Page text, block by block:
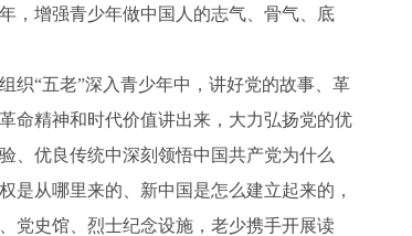
，增强青少年做中国人的志气、骨气、底
“五老”深入青少年中，讲好党的故事、革
命精神和时代价值讲出来，大力弘扬党的优
、优良传统中深刻领悟中国共产党为什么
是从哪里来的、新中国是怎么建立起来的，
党史馆、烈士纪念设施，老少携手开展读